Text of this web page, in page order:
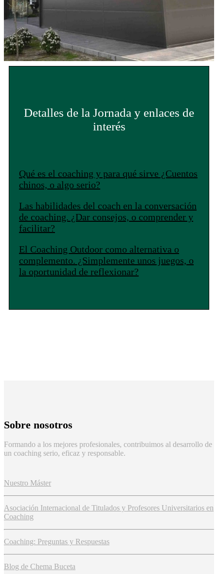
Detalles de la Jornada y enlaces de
interés
Qué es el coaching y para qué sirve ¿Cuentos
chinos, o algo serio?
Las habilidades del coach en la conversación
de coaching. ¿Dar consejos, o comprender y
facilitar?
El Coaching Outdoor como alternativa o
complemento. ¿Simplemente unos juegos, o
la oportunidad de reflexionar?
Sobre nosotros
Formando a los mejores profesionales, contribuimos al desarrollo de
un coaching serio, eficaz y responsable.
Nuestro Máster
Asociación Internacional de Titulados y Profesores Universitarios en
Coaching
Coaching: Preguntas y Respuestas
Blog de Chema Buceta